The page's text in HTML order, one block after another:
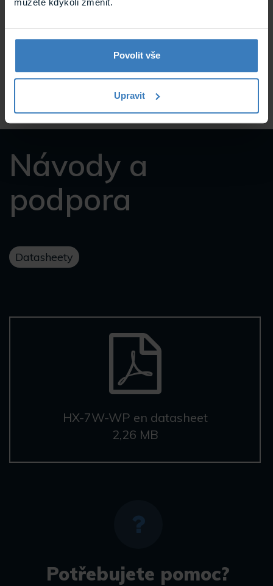
můžete kdykoli změnit.
Povolit vše
Upravit
reproduktorů systému HX. Držák je z antikorozního
Na objednávku
HY-PF7W
Návody a
podpora
Datasheety
HX-7W-WP en datasheet
2,26 MB
Potřebujete pomoc?